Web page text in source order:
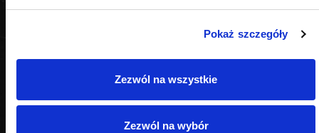
Pokaż szczegóły
Zezwól na wszystkie
Zezwól na wybór